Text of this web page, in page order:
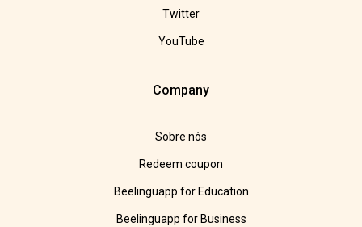
Twitter
YouTube
Company
Sobre nós
Redeem coupon
Beelinguapp for Education
Beelinguapp for Business